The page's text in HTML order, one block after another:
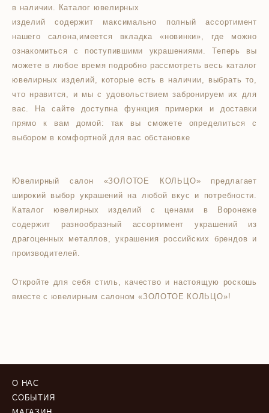
в наличии. Каталог ювелирных
изделий содержит максимально полный ассортимент
нашего салона,имеется вкладка «новинки», где можно
ознакомиться с поступившими украшениями. Теперь вы
можете в любое время подробно рассмотреть весь каталог
ювелирных изделий, которые есть в наличии, выбрать то,
что нравится, и мы с удовольствием забронируем их для
вас. На сайте доступна функция примерки и доставки
прямо к вам домой: так вы сможете определиться с
выбором в комфортной для вас обстановке
Ювелирный салон «ЗОЛОТОЕ КОЛЬЦО» предлагает
широкий выбор украшений на любой вкус и потребности.
Каталог ювелирных изделий с ценами в Воронеже
содержит разнообразный ассортимент украшений из
драгоценных металлов, украшения российских брендов и
производителей.
Откройте для себя стиль, качество и настоящую роскошь
вместе с ювелирным салоном «ЗОЛОТОЕ КОЛЬЦО»!
О НАС
СОБЫТИЯ